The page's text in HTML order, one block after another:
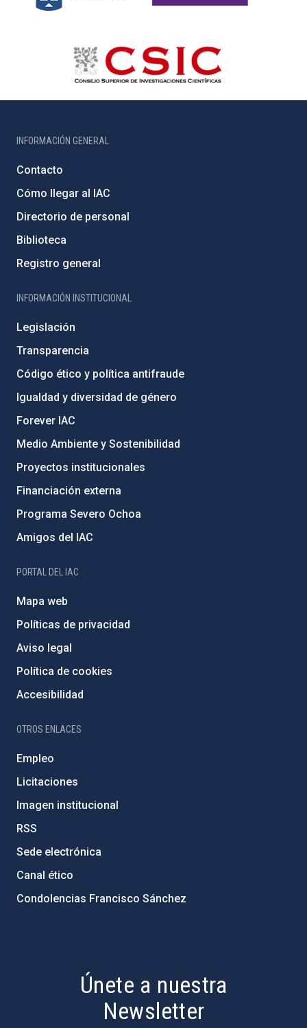
INFORMACIÓN GENERAL
Contacto
Cómo llegar al IAC
Directorio de personal
Biblioteca
Registro general
INFORMACIÓN INSTITUCIONAL
Legislación
Transparencia
Código ético y política antifraude
Igualdad y diversidad de género
Forever IAC
Medio Ambiente y Sostenibilidad
Proyectos institucionales
Financiación externa
Programa Severo Ochoa
Amigos del IAC
PORTAL DEL IAC
Mapa web
Políticas de privacidad
Aviso legal
Política de cookies
Accesibilidad
OTROS ENLACES
Empleo
Licitaciones
Imagen institucional
RSS
Sede electrónica
Canal ético
Condolencias Francisco Sánchez
Únete a nuestra
Newsletter